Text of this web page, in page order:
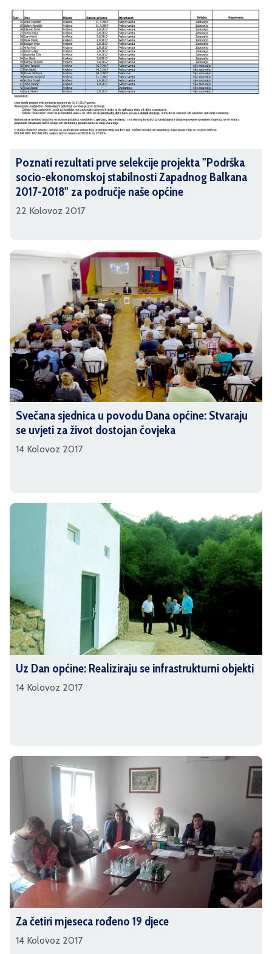
Poznati rezultati prve selekcije projekta "Podrška
socio-ekonomskoj stabilnosti Zapadnog Balkana
2017-2018" za područje naše općine
22 Kolovoz 2017
Svečana sjednica u povodu Dana općine: Stvaraju
se uvjeti za život dostojan čovjeka
14 Kolovoz 2017
Uz Dan općine: Realiziraju se infrastrukturni objekti
14 Kolovoz 2017
Za četiri mjeseca rođeno 19 djece
14 Kolovoz 2017